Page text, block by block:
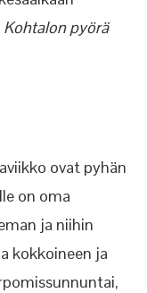
Kohtalon pyörä
ovat pyhän
on oma
ja niihin
kokkoineen ja